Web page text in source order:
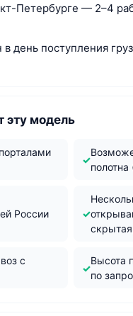
Петербурге — 2–4
день поступления
эту модель
полотна
России
с
Высота
по